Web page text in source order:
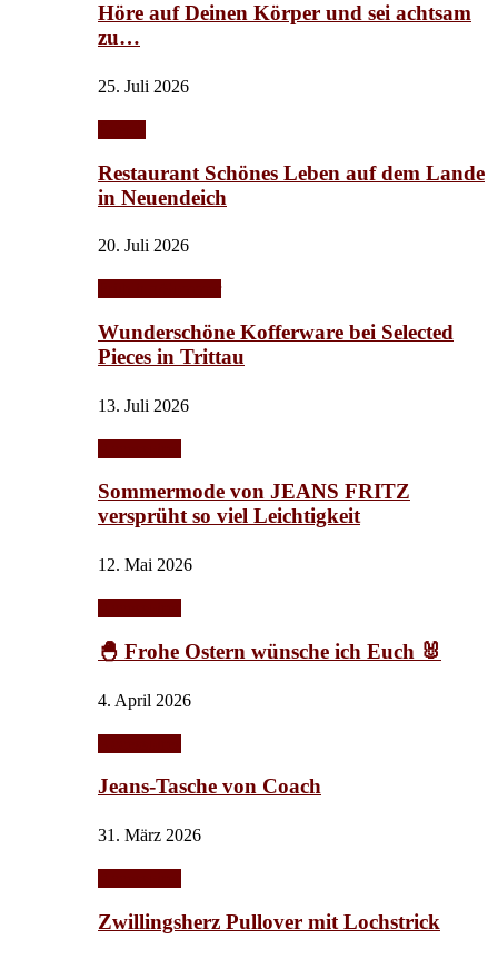
Höre auf Deinen Körper und sei achtsam
zu…
25. Juli 2026
Restaurant Schönes Leben auf dem Lande
in Neuendeich
20. Juli 2026
Wunderschöne Kofferware bei Selected
Pieces in Trittau
13. Juli 2026
Sommermode von JEANS FRITZ
versprüht so viel Leichtigkeit
12. Mai 2026
🐣 Frohe Ostern wünsche ich Euch 🐰
4. April 2026
Jeans-Tasche von Coach
31. März 2026
Zwillingsherz Pullover mit Lochstrick